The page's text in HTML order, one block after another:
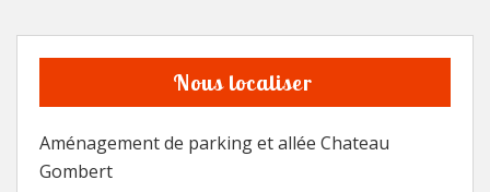
Nous localiser
Aménagement de parking et allée Chateau
Gombert